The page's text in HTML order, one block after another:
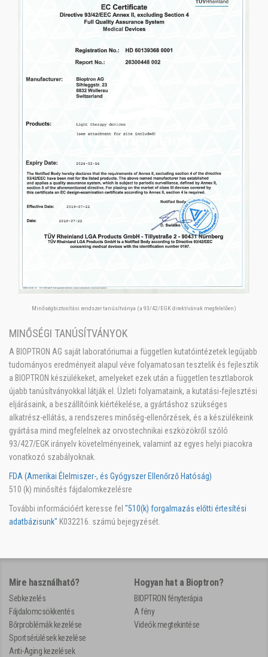
Minőségbiztosítási rendszer tanúsítványa (a 93/42/EGK direktívának megfelelően)
MINŐSÉGI TANÚSÍTVÁNYOK
A BIOPTRON AG saját laboratóriumai a független kutatóintézetek legújabb
tudományos eredményeit alapul véve folyamatosan tesztelik és fejlesztik
a BIOPTRON készülékeket, amelyeket ezek után a független tesztlaborok
újabb tanúsítványokkal látják el. Üzleti folyamataink, a kutatási-fejlesztési
eljárásaink, a beszállítóink kiértékelése, a gyártáshoz szükséges
alkatrész-ellátás, a rendszeres minőség-ellenőrzések, és a készülékeink
gyártása mind megfelelnek az orvostechnikai eszközökről szóló
93/427/EGK irányelv követelményeinek, valamint az egyes helyi piacokra
vonatkozó szabályoknak.
FDA (Amerikai Élelmiszer-, és Gyógyszer Ellenőrző Hatóság)
510 (k) minősítés fájdalomkezelésre
További információért keresse fel "510(k) forgalmazás előtti értesítési
adatbázisunk" K032216. számú bejegyzését.
Mire használható?
Sebkezelés
Fájdalomcsökkentés
Bőrproblémák kezelése
Sportsérülések kezelése
Anti-Aging kezelések
Hogyan hat a Bioptron?
BIOPTRON fényterápia
A fény
Videók megtekintése